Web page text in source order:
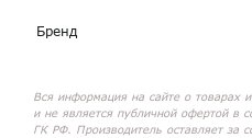
Бренд
Вся информация на сайте о товарах
и не является публичной офертой в
ГК РФ. Производитель оставляет за